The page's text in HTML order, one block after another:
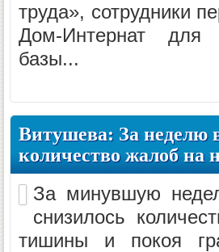
труда», сотрудники
Дом-Интернат для
базы...
Витушева: За неделю
количество жалоб
За минувшую
снизилось
тишины и покоя